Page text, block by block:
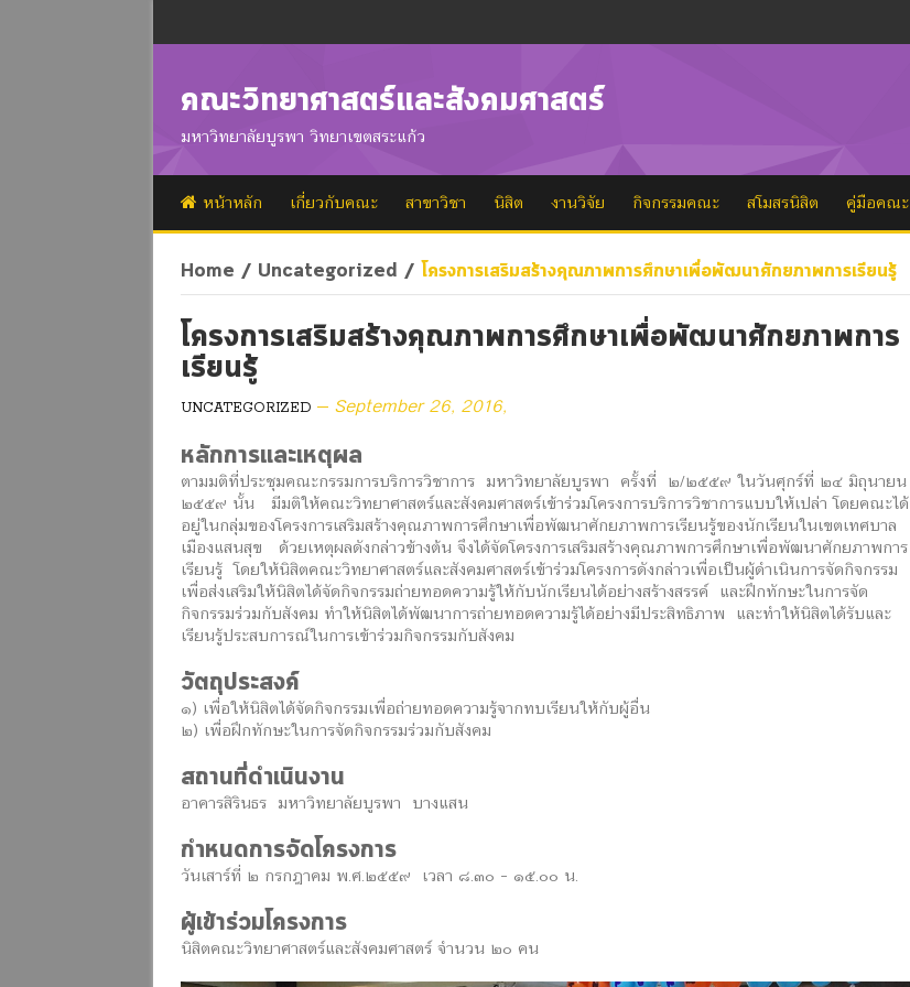
คณะวิทยาศาสตร์และสังคมศาสตร์
มหาวิทยาลัยบูรพา วิทยาเขตสระแก้ว
หน้าหลัก เกี่ยวกับคณะ สาขาวิชา นิสิต งานวิจัย กิจกรรมคณะ สโมสรนิสิต คู่มือคณะ
Home / Uncategorized / โครงการเสริมสร้างคุณภาพการศึกษาเพื่อพัฒนาศักยภาพการเรียนรู้
โครงการเสริมสร้างคุณภาพการศึกษาเพื่อพัฒนาศักยภาพการ
เรียนรู้
UNCATEGORIZED September 26, 2016,
หลักการและเหตุผล
ตามมติที่ประชุมคณะกรรมการบริการวิชาการ มหาวิทยาลัยบูรพา ครั้งที่ ๒/๒๕๕๙ ในวันศุกร์ที่ ๒๔ มิถุนายน
๒๕๕๙ นั้น มีมติให้คณะวิทยาศาสตร์และสังคมศาสตร์เข้าร่วมโครงการบริการวิชาการแบบให้เปล่า โดยคณะได้
อยู่ในกลุ่มของโครงการเสริมสร้างคุณภาพการศึกษาเพื่อพัฒนาศักยภาพการเรียนรู้ของนักเรียนในเขตเทศบาล
เมืองแสนสุข ด้วยเหตุผลดังกล่าวข้างต้น จึงได้จัดโครงการเสริมสร้างคุณภาพการศึกษาเพื่อพัฒนาศักยภาพการ
เรียนรู้ โดยให้นิสิตคณะวิทยาศาสตร์และสังคมศาสตร์เข้าร่วมโครงการดังกล่าวเพื่อเป็นผู้ดำเนินการจัดกิจกรรม
เพื่อส่งเสริมให้นิสิตได้จัดกิจกรรมถ่ายทอดความรู้ให้กับนักเรียนได้อย่างสร้างสรรค์ และฝึกทักษะในการจัด
กิจกรรมร่วมกับสังคม ทำให้นิสิตได้พัฒนาการถ่ายทอดความรู้ได้อย่างมีประสิทธิภาพ และทำให้นิสิตได้รับและ
เรียนรู้ประสบการณ์ในการเข้าร่วมกิจกรรมกับสังคม
วัตถุประสงค์
๑) เพื่อให้นิสิตได้จัดกิจกรรมเพื่อถ่ายทอดความรู้จากทบเรียนให้กับผู้อื่น
๒) เพื่อฝึกทักษะในการจัดกิจกรรมร่วมกับสังคม
สถานที่ดำเนินงาน
อาคารสิรินธร มหาวิทยาลัยบูรพา บางแสน
กำหนดการจัดโครงการ
วันเสาร์ที่ ๒ กรกฎาคม พ.ศ.๒๕๕๙ เวลา ๘.๓๐ – ๑๕.๐๐ น.
ผู้เข้าร่วมโครงการ
นิสิตคณะวิทยาศาสตร์และสังคมศาสตร์ จำนวน ๒๐ คน